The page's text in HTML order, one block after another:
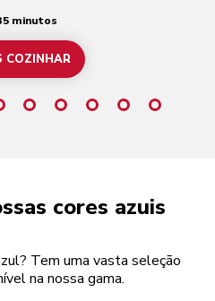
minutos
COZINHAR
cores azuis
Tem uma vasta seleção
na nossa gama.